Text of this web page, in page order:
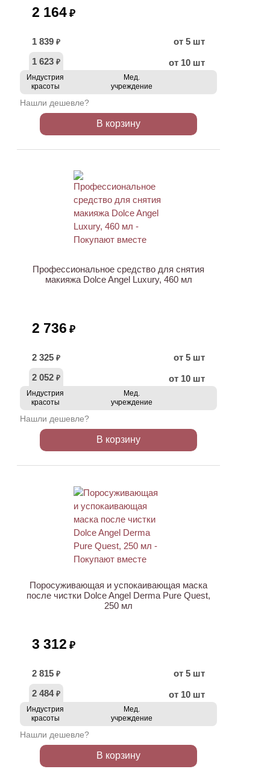
2 164 ₽
1 839 ₽
от 5 шт
1 623 ₽ от 10 шт
Индустрия
красоты
Мед.
учреждение
Нашли дешевле?
В корзину
Профессиональное средство для снятия
макияжа Dolce Angel Luxury, 460 мл
2 736 ₽
2 325 ₽
от 5 шт
2 052 ₽ от 10 шт
Индустрия
красоты
Мед.
учреждение
Нашли дешевле?
В корзину
Поросуживающая и успокаивающая маска
после чистки Dolce Angel Derma Pure Quest,
250 мл
3 312 ₽
2 815 ₽
от 5 шт
2 484 ₽ от 10 шт
Индустрия
красоты
Мед.
учреждение
Нашли дешевле?
В корзину